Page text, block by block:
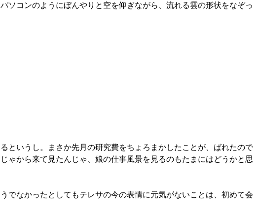
コンのようにぼんやりと空を仰ぎながら、流れる雲の形状をなぞっ
いうし。まさか先月の研究費をちょろまかしたことが、ばれたので
ゃから来て見たんじゃ、娘の仕事風景を見るのもたまにはどうかと思
なかったとしてもテレサの今の表情に元気がないことは、初めて会